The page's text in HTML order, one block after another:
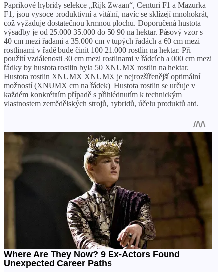
Paprikové hybridy selekce „Rijk Zwaan“, Centuri F1 a Mazurka
F1, jsou vysoce produktivní a vitální, navíc se sklízejí mnohokrát,
což vyžaduje dostatečnou krmnou plochu. Doporučená hustota
výsadby je od 25.000 35.000 do 50 90 na hektar. Pásový vzor s
40 cm mezi řadami a 35.000 cm v tupých řadách a 60 cm mezi
rostlinami v řadě bude činit 100 21.000 rostlin na hektar. Při
použití vzdálenosti 30 cm mezi rostlinami v řádcích a 000 cm mezi
řádky by hustota rostlin byla 50 XNUMX rostlin na hektar.
Hustota rostlin XNUMX XNUMX je nejrozšířenější optimální
možností (XNUMX cm na řádek). Hustota rostlin se určuje v
každém konkrétním případě s přihlédnutím k technickým
vlastnostem zemědělských strojů, hybridů, účelu produktů atd.